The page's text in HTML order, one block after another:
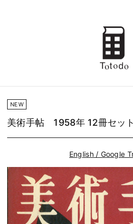
NEW
美術手帖 1958年 12冊セット
English / Google